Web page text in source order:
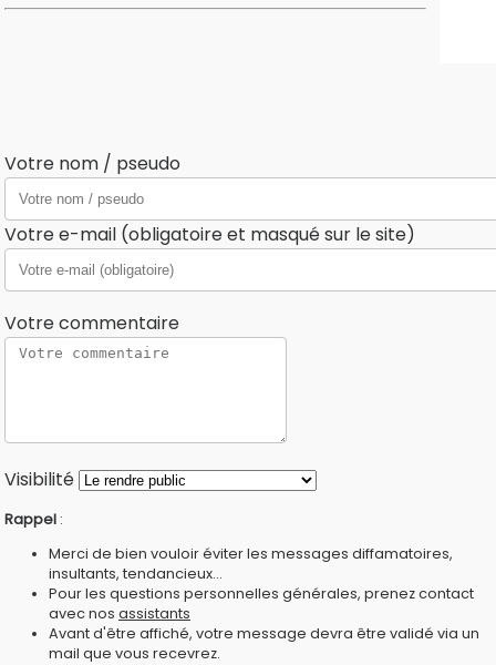
Votre nom / pseudo
Votre e-mail (obligatoire et masqué sur le site)
Votre commentaire
Visibilité
Rappel :
Merci de bien vouloir éviter les messages diffamatoires,
insultants, tendancieux...
Pour les questions personnelles générales, prenez contact
avec nos assistants
Avant d'être affiché, votre message devra être validé via un
mail que vous recevrez.